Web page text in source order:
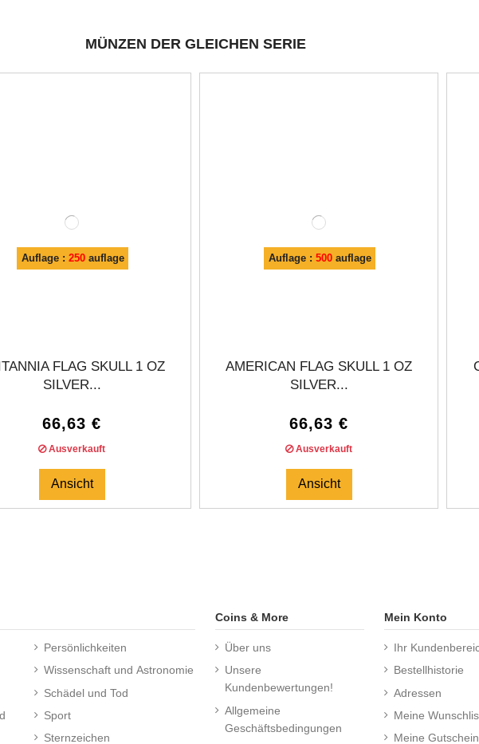
MÜNZEN DER GLEICHEN SERIE
Auflage : 250auflage
FLAG SKULL 1 OZ
SILVER...
66,63 €
Ausverkauft
Ansicht
Auflage : 500auflage
AMERICAN FLAG SKULL 1 OZ
SILVER...
66,63 €
Ausverkauft
Ansicht
Persönlichkeiten
Wissenschaft und Astronomie
Schädel und Tod
Sport
Sternzeichen
Coins & More
Über uns
Unsere
Kundenbewertungen!
Allgemeine
Geschäftsbedingungen
Mein Konto
Ihr
Bestellhistorie
Adressen
Meine
Meine